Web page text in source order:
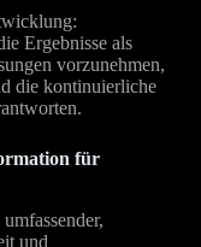
Ergebnisse als
vorzunehmen,
die kontinuierliche
für
und